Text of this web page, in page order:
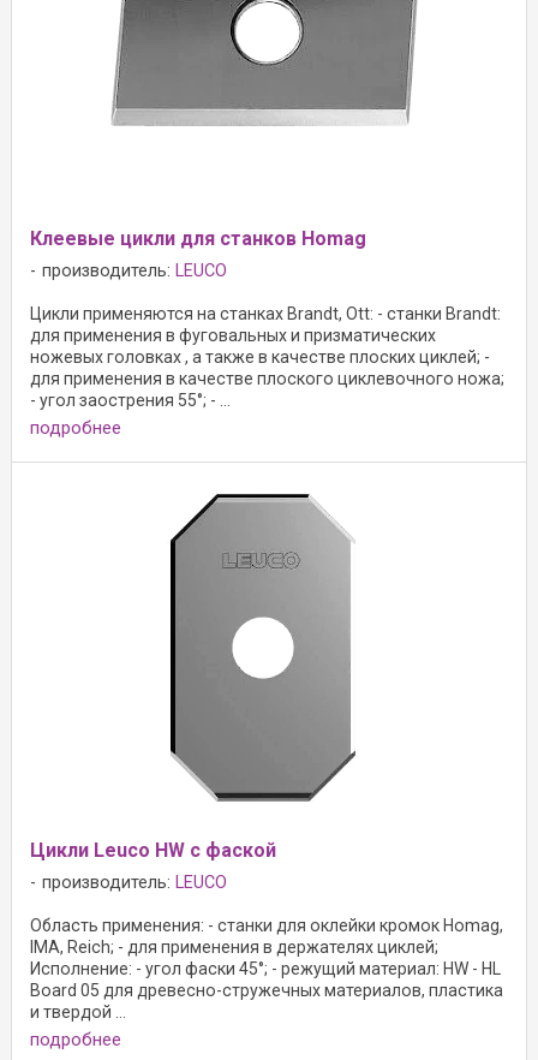
Клеевые цикли для станков Homag
производитель: LEUCO
Цикли применяются на станках Brandt, Ott: - станки Brandt:
для применения в фуговальных и призматических
ножевых головках , а также в качестве плоских циклей; -
для применения в качестве плоского циклевочного ножа;
- угол заострения 55°; - ...
подробнее
Цикли Leuco HW с фаской
производитель: LEUCO
Область применения: - станки для оклейки кромок Homag,
IMA, Reich; - для применения в держателях циклей;
Исполнение: - угол фаски 45°; - режущий материал: HW - HL
Board 05 для древесно-стружечных материалов, пластика
и твердой ...
подробнее